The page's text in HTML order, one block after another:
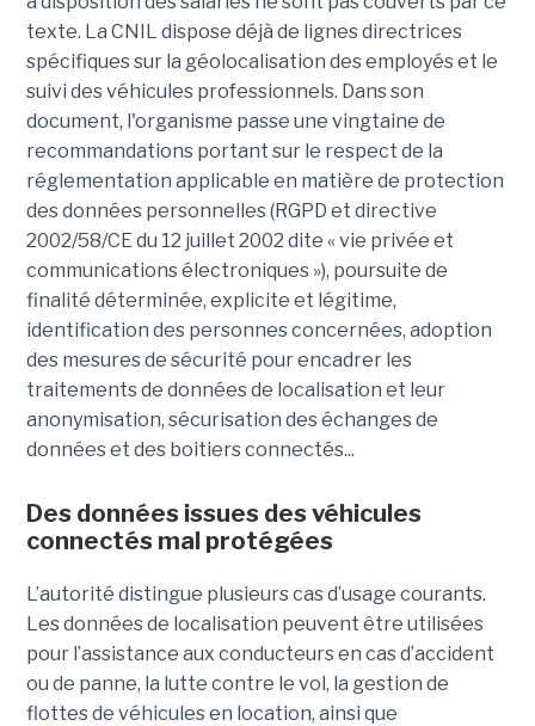
texte. La CNIL dispose déjà de lignes directrices
spécifiques sur la géolocalisation des employés et le
suivi des véhicules professionnels. Dans son
document, l'organisme passe une vingtaine de
recommandations portant sur le respect de la
réglementation applicable en matière de protection
des données personnelles (RGPD et directive
2002/58/CE du 12 juillet 2002 dite « vie privée et
communications électroniques »), poursuite de
finalité déterminée, explicite et légitime,
identification des personnes concernées, adoption
des mesures de sécurité pour encadrer les
traitements de données de localisation et leur
anonymisation, sécurisation des échanges de
données et des boitiers connectés...
Des données issues des véhicules
connectés mal protégées
L’autorité distingue plusieurs cas d’usage courants.
Les données de localisation peuvent être utilisées
pour l’assistance aux conducteurs en cas d’accident
ou de panne, la lutte contre le vol, la gestion de
flottes de véhicules en location, ainsi que